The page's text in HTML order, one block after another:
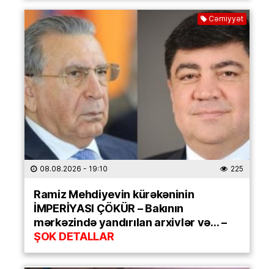
Cəmiyyət
08.08.2026 - 19:10 225
Ramiz Mehdiyevin kürəkəninin
İMPERİYASI ÇÖKÜR – Bakının
mərkəzində yandırılan arxivlər və… –
ŞOK DETALLAR